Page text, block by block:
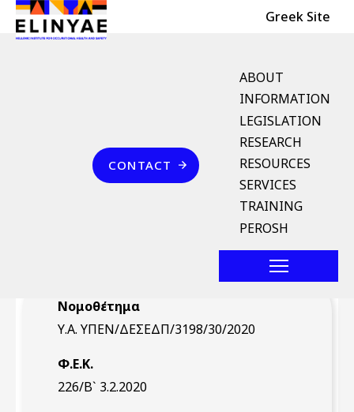
Skip to main content
Header Top Greek Site
English Menu
ABOUT
INFORMATION
LEGISLATION
RESEARCH
RESOURCES
SERVICES
TRAINING
PEROSH
Επικοινωνία
CONTACT
Breadcrumb
Υ.Α. ΥΠΕΝ/
ΔΕΣΕΔΠ/3198/30/2020
(ΦΕΚ 226/Β` 3.2.2020)
Νομοθέτημα
Υ.Α. ΥΠΕΝ/ΔΕΣΕΔΠ/3198/30/2020
Φ.Ε.Κ.
226/Β` 3.2.2020